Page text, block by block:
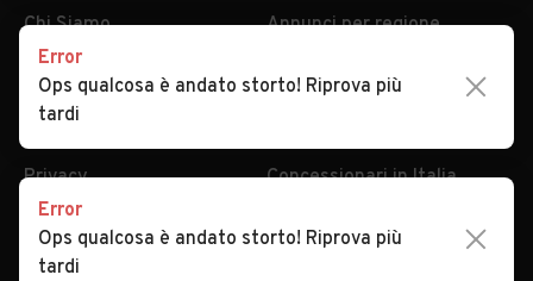
Chi Siamo
Serve aiuto?
Dati identificativi
Privacy
Impostazioni Privacy
Security
Annunci per regione
Tutte le auto usate
Concessionari in Italia
Valutazione auto
Error
Ops qualcosa è andato storto! Riprova più
tardi
Error
Ops qualcosa è andato storto! Riprova più
tardi